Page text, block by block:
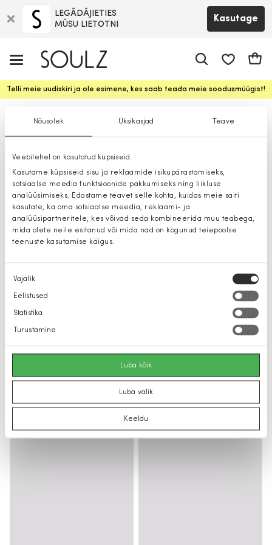
Nõusolek Üksikasjad Teave
Veebilehel on kasutatud küpsiseid.
Kasutame küpsiseid sisu ja reklaamide isikupärastamiseks,
sotsiaalse meedia funktsioonide pakkumiseks ning liikluse
analüüsimiseks. Edastame teavet selle kohta, kuidas meie saiti
kasutate, ka oma sotsiaalse meedia, reklaami- ja
analüüsipartneritele, kes võivad seda kombineerida muu teabega,
mida olete neile esitanud või mida nad on kogunud teiepoolse
teenuste kasutamise käigus.
Nõusoleku
valik
Vajalik
Eelistused
Statistika
Turustamine
Luba kõik
Luba valik
Keeldu
LEGĀDĀJIETIES
MŪSU LIETOTNI
Kasutage
Telli meie uudiskiri ja ole esimene, kes saab teada meie soodusmüügist!
Käekotid